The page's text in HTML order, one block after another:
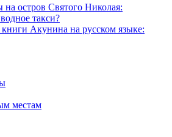
на остров Святого Николая:
такси?
Акунина на русском языке:
местам